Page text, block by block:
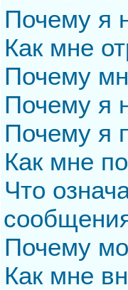
Почему я
Как мне
Почему
Почему я
Почему я
Как мне
Что
Почему
Как мне